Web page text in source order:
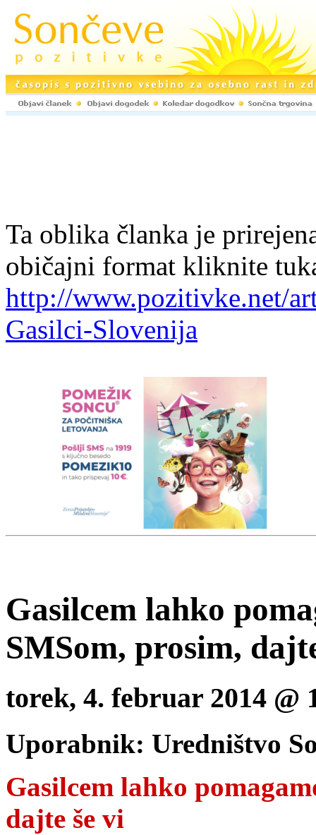
Ta oblika članka je
običajni format kliknite
http://www.pozitivke.net/
Gasilci-Slovenija
Gasilcem lahko
SMSom, prosim,
torek, 4. februar 2014 @
Uporabnik: Uredništvo
Gasilcem lahko
dajte še vi